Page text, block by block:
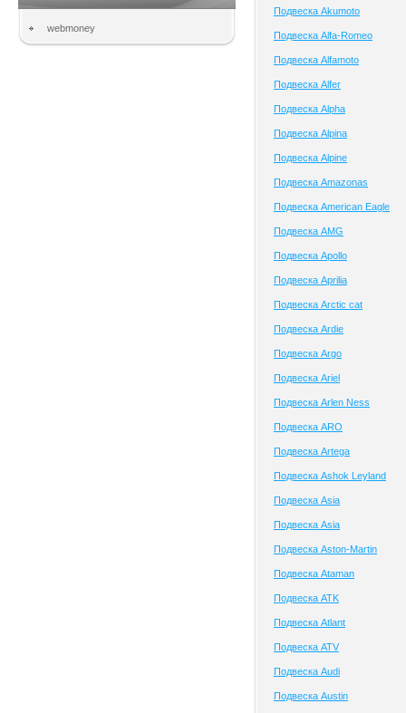
webmoney
Подвеска Akumoto
Подвеска Alfa-Romeo
Подвеска Alfamoto
Подвеска Alfer
Подвеска Alpha
Подвеска Alpina
Подвеска Alpine
Подвеска Amazonas
Подвеска American Eagle
Подвеска AMG
Подвеска Apollo
Подвеска Aprilia
Подвеска Arctic cat
Подвеска Ardie
Подвеска Argo
Подвеска Ariel
Подвеска Arlen Ness
Подвеска ARO
Подвеска Artega
Подвеска Ashok Leyland
Подвеска Asia
Подвеска Asia
Подвеска Aston-Martin
Подвеска Ataman
Подвеска ATK
Подвеска Atlant
Подвеска ATV
Подвеска Audi
Подвеска Austin